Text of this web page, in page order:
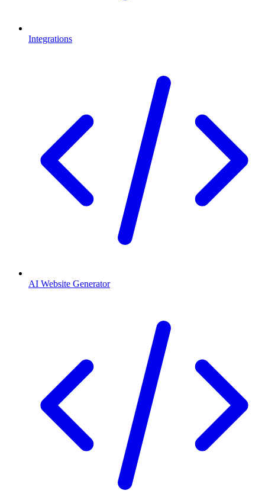
Integrations
AI Website Generator